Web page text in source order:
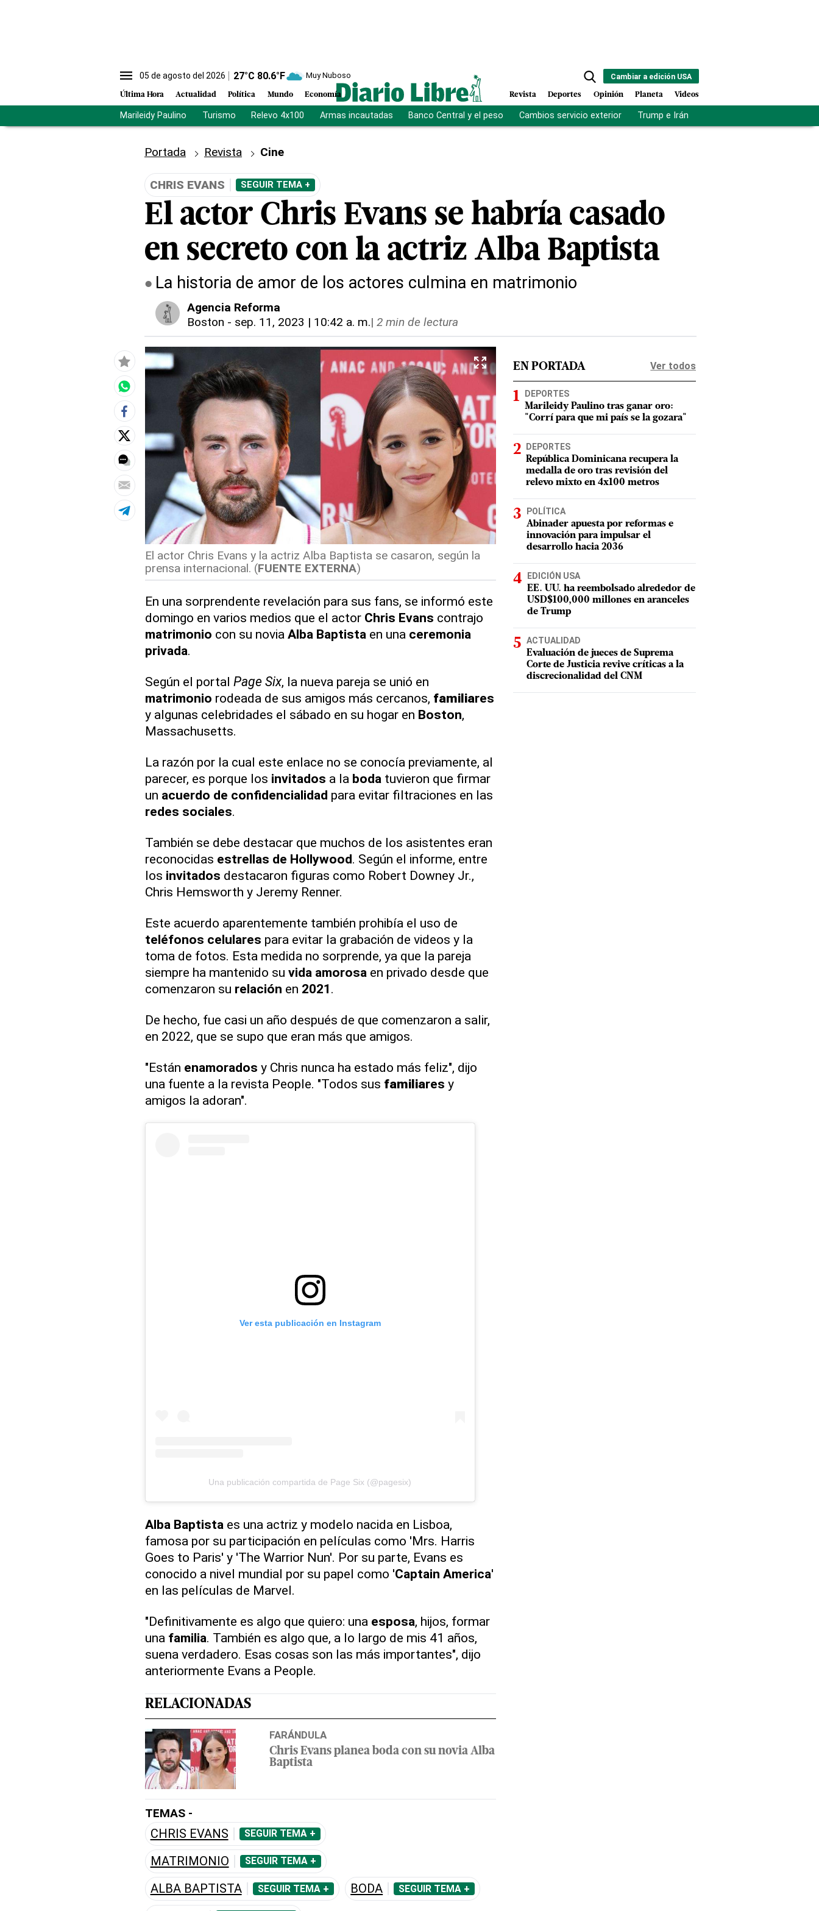
05 de agosto del 2026 27°C 80.6°F Muy Nuboso
Última Hora Actualidad Política Mundo Economía
Cambiar a edición USA
Revista Deportes Opinión Planeta Videos
Marileidy Paulino Turismo Relevo 4x100 Armas incautadas Banco Central y el peso Cambios servicio exterior Trump e Irán
Portada Revista Cine
CHRIS EVANS SEGUIR TEMA +
El actor Chris Evans se habría casado
en secreto con la actriz Alba Baptista
La historia de amor de los actores culmina en matrimonio
Agencia Reforma
Boston - sep. 11, 2023 | 10:42 a. m.| 2 min de lectura
El actor Chris Evans y la actriz Alba Baptista se casaron, según la
prensa internacional. (FUENTE EXTERNA)
En una sorprendente revelación para sus fans, se informó este
domingo en varios medios que el actor Chris Evans contrajo
matrimonio con su novia Alba Baptista en una ceremonia
privada.
Según el portal Page Six, la nueva pareja se unió en
matrimonio rodeada de sus amigos más cercanos, familiares
y algunas celebridades el sábado en su hogar en Boston,
Massachusetts.
La razón por la cual este enlace no se conocía previamente, al
parecer, es porque los invitados a la boda tuvieron que firmar
un acuerdo de confidencialidad para evitar filtraciones en las
redes sociales.
También se debe destacar que muchos de los asistentes eran
reconocidas estrellas de Hollywood. Según el informe, entre
los invitados destacaron figuras como Robert Downey Jr.,
Chris Hemsworth y Jeremy Renner.
Este acuerdo aparentemente también prohibía el uso de
teléfonos celulares para evitar la grabación de videos y la
toma de fotos. Esta medida no sorprende, ya que la pareja
siempre ha mantenido su vida amorosa en privado desde que
comenzaron su relación en 2021 .
De hecho, fue casi un año después de que comenzaron a salir,
en 2022, que se supo que eran más que amigos.
"Están enamorados y Chris nunca ha estado más feliz", dijo
una fuente a la revista People. "Todos sus familiares y
amigos la adoran".
Ver esta publicación en Instagram
Una publicación compartida de Page Six (@pagesix)
Alba Baptistaes una actriz y modelo nacida en Lisboa,
famosa por su participación en películas como 'Mrs. Harris
Goes to Paris' y 'The Warrior Nun'. Por su parte, Evans es
conocido a nivel mundial por su papel como 'Captain America'
en las películas de Marvel.
"Definitivamente es algo que quiero: una esposa, hijos, formar
una familia. También es algo que, a lo largo de mis 41 años,
suena verdadero. Esas cosas son las más importantes", dijo
anteriormente Evans a People.
RELACIONADAS
FARÁNDULA
Chris Evans planea boda con su novia Alba
Baptista
TEMAS -
CHRIS EVANS SEGUIR TEMA +
MATRIMONIO SEGUIR TEMA +
ALBA BAPTISTA SEGUIR TEMA + BODA SEGUIR TEMA +
EN PORTADA Ver todos
DEPORTES
Marileidy Paulino tras ganar oro:
"Corrí para que mi país se la gozara"
DEPORTES
República Dominicana recupera la
medalla de oro tras revisión del
relevo mixto en 4x100 metros
POLÍTICA
Abinader apuesta por reformas e
innovación para impulsar el
desarrollo hacia 2036
EDICIÓN USA
EE. UU. ha reembolsado alrededor de
USD$100,000 millones en aranceles
de Trump
ACTUALIDAD
Evaluación de jueces de Suprema
Corte de Justicia revive críticas a la
discrecionalidad del CNM